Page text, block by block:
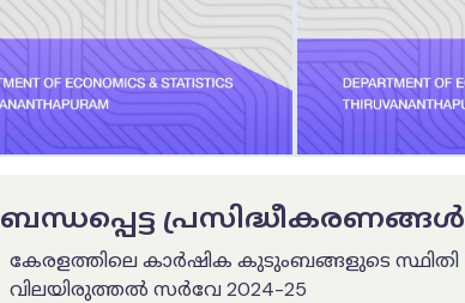
ബന്ധപ്പെട്ട പ്രസിദ്ധീകരണങ്ങൾ
കേരളത്തിലെ കാർഷിക കുടുംബങ്ങളുടെ സ്ഥിതി
വിലയിരുത്തൽ സർവേ 2024-25